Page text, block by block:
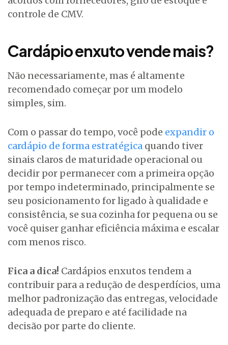
controle de CMV.
Cardápio enxuto vende mais?
Não necessariamente, mas é altamente
recomendado começar por um modelo
simples, sim.
Com o passar do tempo, você pode expandir o
cardápio de forma estratégica quando tiver
sinais claros de maturidade operacional ou
decidir por permanecer com a primeira opção
por tempo indeterminado, principalmente se
seu posicionamento for ligado à qualidade e
consistência, se sua cozinha for pequena ou se
você quiser ganhar eficiência máxima e escalar
com menos risco.
Fica a dica! Cardápios enxutos tendem a
contribuir para a redução de desperdícios, uma
melhor padronização das entregas, velocidade
adequada de preparo e até facilidade na
decisão por parte do cliente.